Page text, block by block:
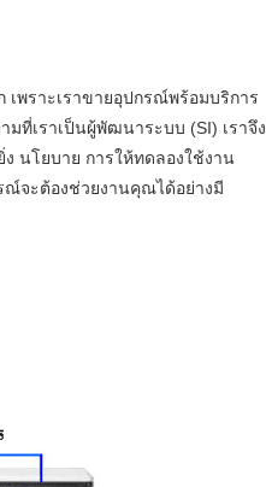
พราะเราขายอุปกรณ์พร้อมบริการ
ที่เราเป็นผู้พัฒนาระบบ (SI) เราจึง
นโยบาย การให้ทดลองใช้งาน
จะต้องช่วยงานคุณได้อย่างมี